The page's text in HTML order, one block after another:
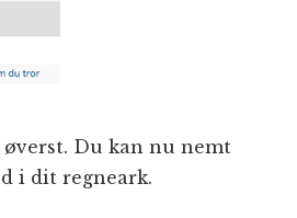
Du kan nu nemt
i dit regneark.